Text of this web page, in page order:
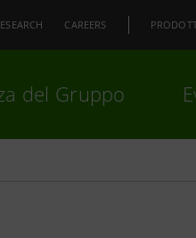
CAREERS
del Gruppo